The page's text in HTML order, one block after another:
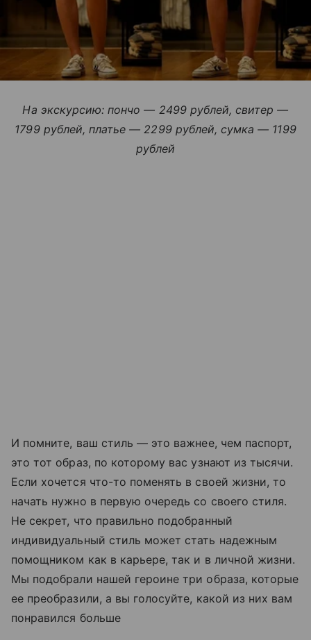
На экскурсию: пончо — 2499 рублей, свитер —
1799 рублей, платье — 2299 рублей, сумка — 1199
рублей
И помните, ваш стиль — это важнее, чем паспорт,
это тот образ, по которому вас узнают из тысячи.
Если хочется что-то поменять в своей жизни, то
начать нужно в первую очередь со своего стиля.
Не секрет, что правильно подобранный
индивидуальный стиль может стать надежным
помощником как в карьере, так и в личной жизни.
Мы подобрали нашей героине три образа, которые
ее преобразили, а вы голосуйте, какой из них вам
понравился больше